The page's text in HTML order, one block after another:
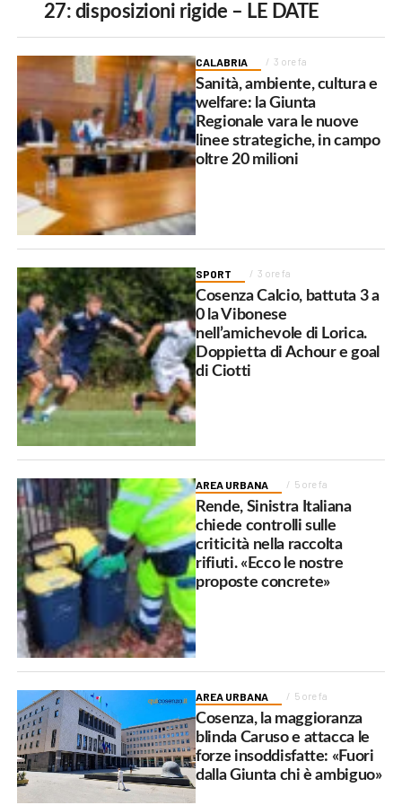
27: disposizioni rigide – LE DATE
CALABRIA 3 ore fa
Sanità, ambiente, cultura e
welfare: la Giunta
Regionale vara le nuove
linee strategiche, in campo
oltre 20 milioni
SPORT 3 ore fa
Cosenza Calcio, battuta 3 a
0 la Vibonese
nell’amichevole di Lorica.
Doppietta di Achour e goal
di Ciotti
AREA URBANA 5 ore fa
Rende, Sinistra Italiana
chiede controlli sulle
criticità nella raccolta
rifiuti. «Ecco le nostre
proposte concrete»
AREA URBANA 5 ore fa
Cosenza, la maggioranza
blinda Caruso e attacca le
forze insoddisfatte: «Fuori
dalla Giunta chi è ambiguo»